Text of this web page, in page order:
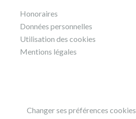
Honoraires
Données personnelles
Utilisation des cookies
Mentions légales
Changer ses préférences cookies